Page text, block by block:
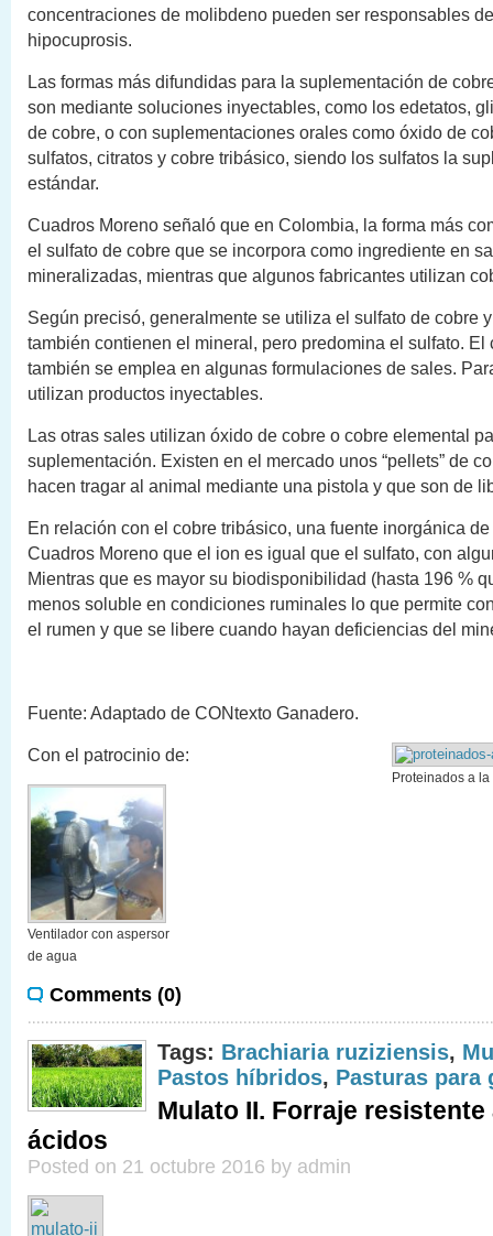
concentraciones de molibdeno pueden ser responsables
hipocuprosis.
Las formas más difundidas para la suplementación de
son mediante soluciones inyectables, como los edetatos,
de cobre, o con suplementaciones orales como óxido de
sulfatos, citratos y cobre tribásico, siendo los sulfatos la
estándar.
Cuadros Moreno señaló que en Colombia, la forma más
el sulfato de cobre que se incorpora como ingrediente en
mineralizadas, mientras que algunos fabricantes utilizan
Según precisó, generalmente se utiliza el sulfato de cobre
también contienen el mineral, pero predomina el sulfato. El
también se emplea en algunas formulaciones de sales.
utilizan productos inyectables.
Las otras sales utilizan óxido de cobre o cobre elemental
suplementación. Existen en el mercado unos “pellets” de
hacen tragar al animal mediante una pistola y que son de
En relación con el cobre tribásico, una fuente inorgánica
Cuadros Moreno que el ion es igual que el sulfato, con
Mientras que es mayor su biodisponibilidad (hasta 196 %
menos soluble en condiciones ruminales lo que permite
el rumen y que se libere cuando hayan deficiencias del
Fuente: Adaptado de CONtexto Ganadero.
Proteinados a
Con el patrocinio de:
Ventilador con aspersor
de agua
Comments (0)
Tags: Brachiaria ruziziensis,
Pastos híbridos, Pasturas para
Mulato II. Forraje resistente
ácidos
Posted on 21 octubre 2016 by admin